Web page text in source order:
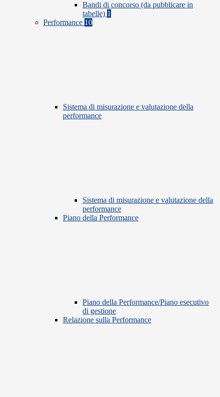
Bandi di concorso (da pubblicare in
tabelle) 1
Performance 10
Sistema di misurazione e valutazione della
performance
Sistema di misurazione e valutazione della
performance
Piano della Performance
Piano della Performance/Piano esecutivo
di gestione
Relazione sulla Performance